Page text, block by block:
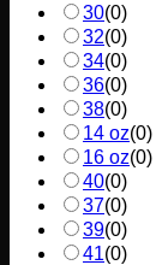
30(0)
32(0)
34(0)
36(0)
38(0)
14 oz(0)
16 oz(0)
40(0)
37(0)
39(0)
41(0)